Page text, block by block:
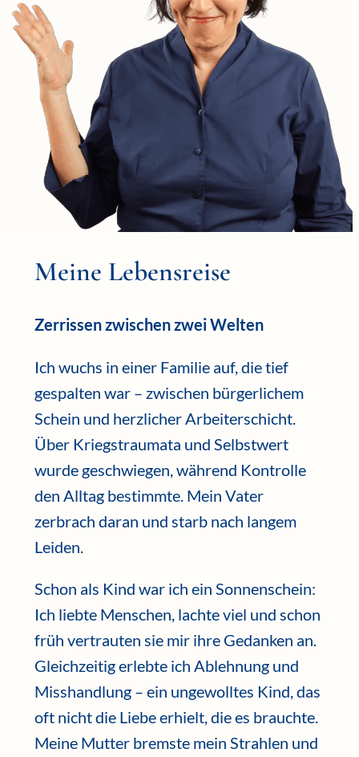
Meine Lebensreise
Zerrissen zwischen zwei Welten
Ich wuchs in einer Familie auf, die tief
gespalten war – zwischen bürgerlichem
Schein und herzlicher Arbeiterschicht.
Über Kriegstraumata und Selbstwert
wurde geschwiegen, während Kontrolle
den Alltag bestimmte. Mein Vater
zerbrach daran und starb nach langem
Leiden.
Schon als Kind war ich ein Sonnenschein:
Ich liebte Menschen, lachte viel und schon
früh vertrauten sie mir ihre Gedanken an.
Gleichzeitig erlebte ich Ablehnung und
Misshandlung – ein ungewolltes Kind, das
oft nicht die Liebe erhielt, die es brauchte.
Meine Mutter bremste mein Strahlen und